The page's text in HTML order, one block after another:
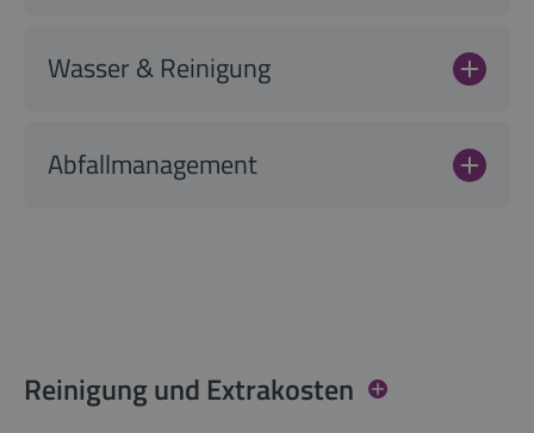
Wasser & Reinigung
Abfallmanagement
Reinigung und Extrakosten